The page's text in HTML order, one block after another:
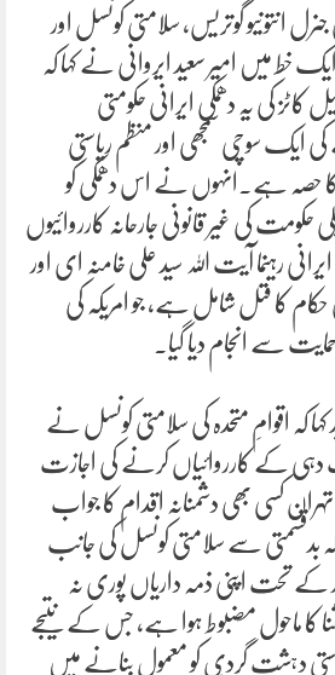
انتونیو گوتریس، سلامتی کونسل اور
خط میں امیر سعید ایروانی نے کہا کہ
کاٹز کی یہ دھمکی ایرانی حکومتی
کی ایک سوچی سمجھی اور منظم ریاستی
حصہ ہے۔انہوں نے اس دھمکی کو
کی غیر قانونی جارحانہ کارروائیوں
رہنما آیت اللہ سید علی خامنہ ای اور
کا قتل شامل ہے، جو امریکہ کی
سے انجام دیا گیا۔
کہا کہ اقوامِ متحدہ کی سلامتی کونسل نے
دہی کے کارروائیاں کرنے کی اجازت
کسی بھی دشمنانہ اقدام کا جواب
بدقسمتی سے سلامتی کونسل کی جانب
کے تحت اپنی ذمہ داریاں پوری نہ
ماحول مضبوط ہوا ہے، جس کے نتیجے
دہشت گردی کو معمول بنانے میں